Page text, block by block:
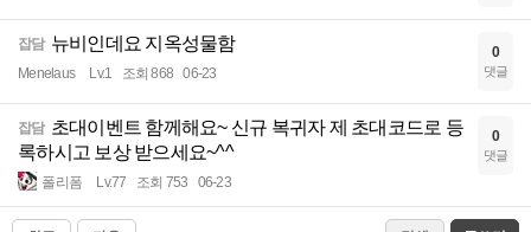
잡담 뉴비인데요 지옥성물함
Menelaus Lv.1 조회 868 06-23
0
댓글
잡담 초대이벤트 함께해요~ 신규 복귀자 제 초대코드로 등
록하시고 보상 받으세요~^^
폴리폼 Lv.77 조회 753 06-23
0
댓글